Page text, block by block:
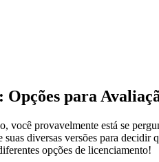
: Opções para
você provavelmente está se
diversas versões para
opções de licenciamento!